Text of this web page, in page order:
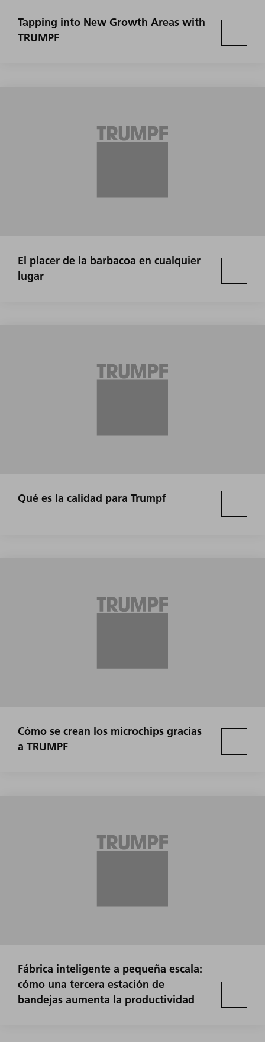
Tapping into New Growth Areas with
TRUMPF
El placer de la barbacoa en cualquier
lugar
Qué es la calidad para Trumpf
Cómo se crean los microchips gracias
a TRUMPF
Fábrica inteligente a pequeña escala:
cómo una tercera estación de
bandejas aumenta la productividad